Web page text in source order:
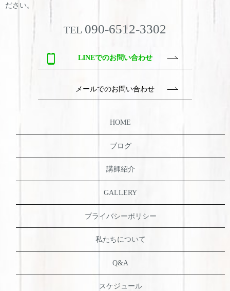
ださい。
TEL 090-6512-3302
LINEでのお問い合わせ
メールでのお問い合わせ
HOME
ブログ
講師紹介
GALLERY
プライバシーポリシー
私たちについて
Q&A
スケジュール